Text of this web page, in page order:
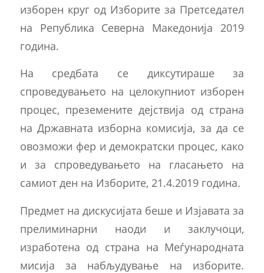
изборен круг од Изборите за Претседател
на Република Северна Македонија 2019
година.
На средбата се диксутираше за
спроведувањето на целокупниот изборен
процес, преземените дејствија од страна
на Државната изборна комисија, за да се
овозможи фер и демократски процес, како
и за спроведувањето на гласањето на
самиот ден на Изборите, 21.4.2019 година.
Предмет на дискусијата беше и Изјавата за
прелиминарни наоди и заклучоци,
изработена од страна на Меѓународната
мисија за набљудување на изборите.